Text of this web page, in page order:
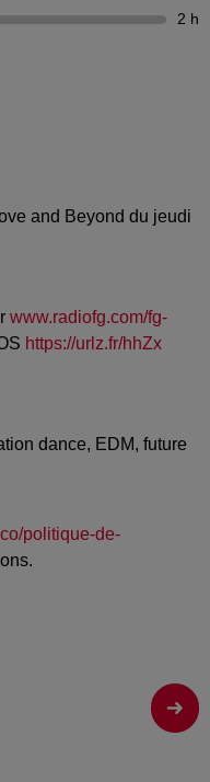
2 h
and Beyond du jeudi
www.radiofg.com/fg-
https://urlz.fr/hhZx
dance, EDM, future
politique-de-